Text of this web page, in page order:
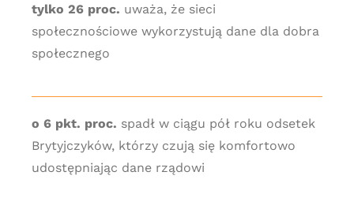
tylko 26 proc. uważa, że sieci
społecznościowe wykorzystują dane dla dobra
społecznego
o 6 pkt. proc. spadł w ciągu pół roku odsetek
Brytyjczyków, którzy czują się komfortowo
udostępniając dane rządowi